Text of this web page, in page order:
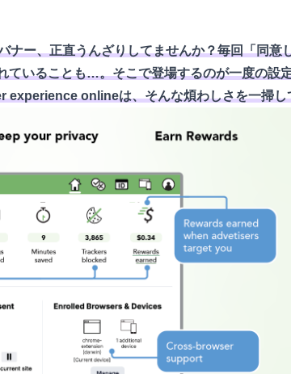
ナー、正直うんざりしてませんか？毎回「同意
ていることも…。そこで登場するのが一度の設
experience onlineは、そんな煩わしさを一掃し